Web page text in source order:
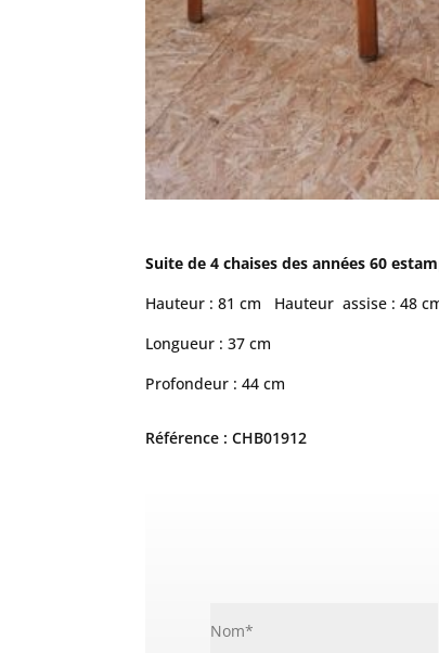
Suite de 4 chaises des années 60
Hauteur : 81 cm Hauteur assise : 48
Longueur : 37 cm
Profondeur : 44 cm
Référence : CHB01912